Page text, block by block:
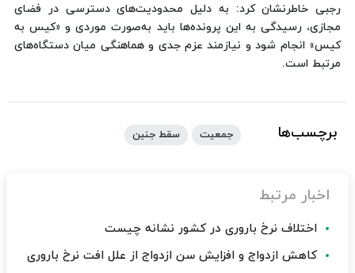
رجبی خاطرنشان کرد: به دلیل محدودیت‌های دسترسی در فضای
مجازی، رسیدگی به این پرونده‌ها باید به‌صورت موردی و «کیس به
کیس» انجام شود و نیازمند عزم جدی و هماهنگی میان دستگاه‌های
مرتبط است.
برچسب‌ها جمعیت سقط جنین
اخبار مرتبط
اختلاف نرخ باروری در کشور نشانه چیست
کاهش ازدواج و افزایش سن ازدواج از علل افت نرخ باروری